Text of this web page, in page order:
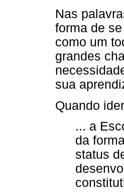
Nas
forma de
como um
grandes
sua
Quando
... a
da
status